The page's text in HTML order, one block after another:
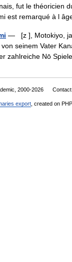
fut le théoricien
est remarqué à l
— [z ], Motokiyo,
von seinem Vater
zahlreiche Nō
2000-2026
export , created on PHP,